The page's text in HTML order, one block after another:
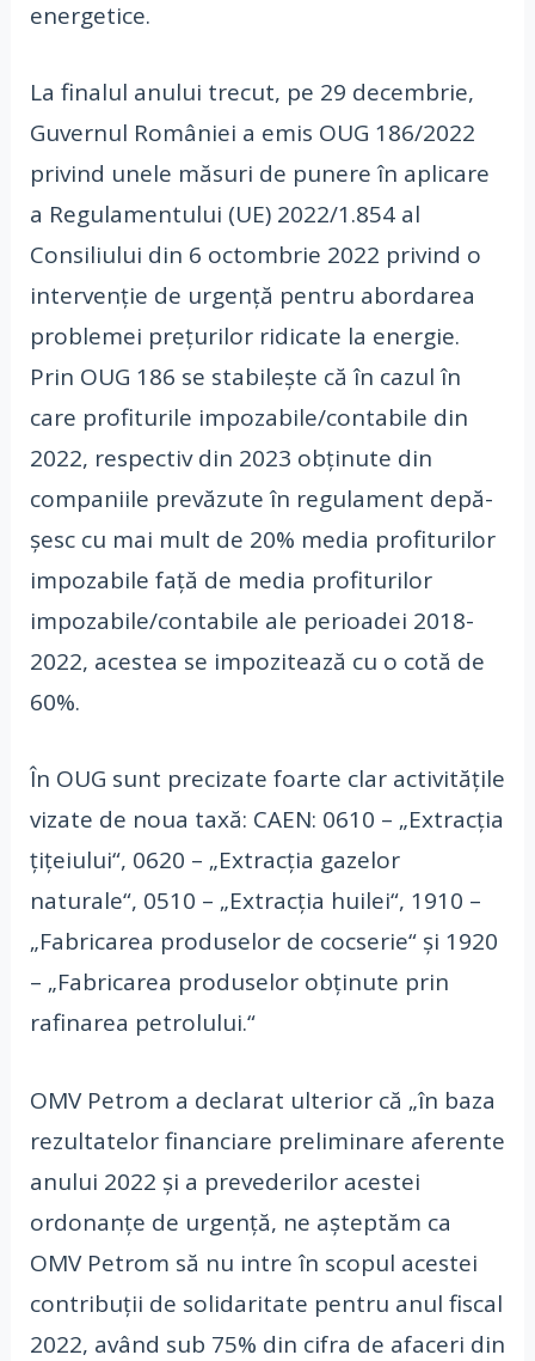
energetice.
La finalul anului trecut, pe 29 decembrie,
Guvernul României a emis OUG 186/2022
privind unele măsuri de punere în aplicare
a Regulamentului (UE) 2022/1.854 al
Consiliului din 6 octombrie 2022 privind o
intervenţie de urgenţă pen­tru abordarea
problemei preţurilor ridicate la energie.
Prin OUG 186 se stabileşte că în cazul în
care profiturile impozabile/conta­bile din
2022, respectiv din 2023 obţinute din
companiile prevăzute în regulament de­pă­
şesc cu mai mult de 20% media profitu­rilor
impozabile faţă de media profiturilor
impozabile/contabile ale perioadei 2018-
2022, acestea se impozitează cu o cotă de
60%.
În OUG sunt precizate foarte clar activităţile
vizate de noua taxă: CAEN: 0610 – „Extracţia
ţiţeiului“, 0620 – „Extrac­ţia gazelor
naturale“, 0510 – „Extracţia huilei“, 1910 –
„Fabricarea produselor de cocserie“ şi 1920
– „Fabricarea produselor obţinute prin
rafinarea petrolului.“
OMV Petrom a declarat ulterior că „în baza
rezultatelor financiare preliminare aferente
anului 2022 şi a prevederilor acestei
ordonanţe de urgenţă, ne aşteptăm ca
OMV Petrom să nu intre în scopul acestei
contribuţii de solidaritate pentru anul fiscal
2022, având sub 75% din cifra de afaceri din